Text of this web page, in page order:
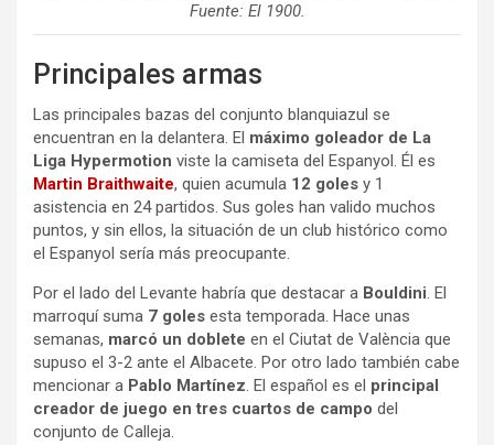
Fuente: El 1900.
Principales armas
Las principales bazas del conjunto blanquiazul se
encuentran en la delantera. El máximo goleador de La
Liga Hypermotion viste la camiseta del Espanyol. Él es
Martin Braithwaite, quien acumula 12 goles y 1
asistencia en 24 partidos. Sus goles han valido muchos
puntos, y sin ellos, la situación de un club histórico como
el Espanyol sería más preocupante.
Por el lado del Levante habría que destacar a Bouldini. El
marroquí suma 7 goles esta temporada. Hace unas
semanas, marcó un doblete en el Ciutat de València que
supuso el 3-2 ante el Albacete. Por otro lado también cabe
mencionar a Pablo Martínez. El español es el principal
creador de juego en tres cuartos de campo del
conjunto de Calleja.